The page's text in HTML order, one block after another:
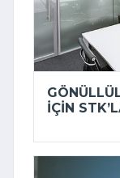
IÇIN